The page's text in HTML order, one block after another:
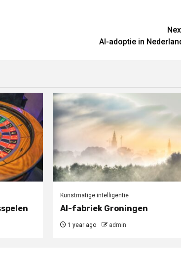
AI-adoptie in
Kunstmatige intelligentie
AI-fabriek Groningen
1 year ago admin